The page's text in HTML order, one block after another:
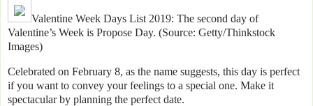
Valentine Week Days List 2019: The second day of
Valentine’s Week is Propose Day. (Source: Getty/Thinkstock
Images)
Celebrated on February 8, as the name suggests, this day is perfect
if you want to convey your feelings to a special one. Make it
spectacular by planning the perfect date.